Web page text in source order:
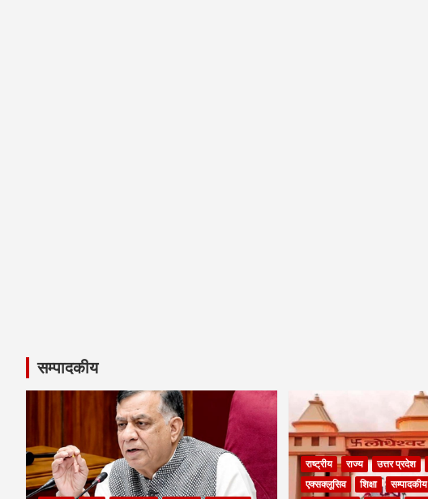
सम्पादकीय
राष्ट्रीय राज्य उत्तर प्रदेश
एक्सक्लूसिव
शिक्षा सम्पादकीय